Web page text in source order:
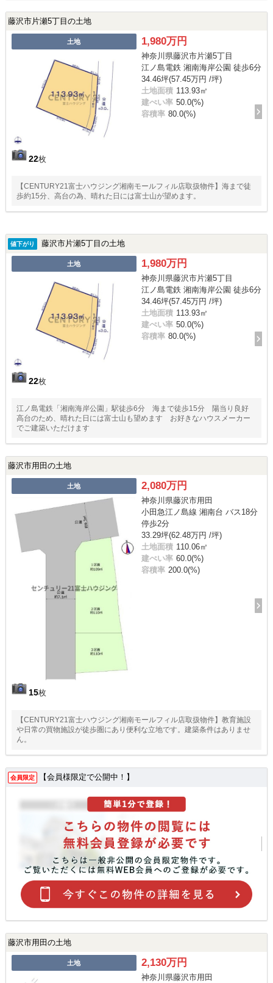
藤沢市片瀬5丁目の土地
土地
22枚
1,980万円
神奈川県藤沢市片瀬5丁目
江ノ島電鉄 湘南海岸公園 徒歩6分
34.46坪(57.45万円 /坪)
土地面積 113.93㎡
建ぺい率 50.0(%)
容積率 80.0(%)
【CENTURY21富士ハウジング湘南モールフィル店取扱物件】海まで徒
歩約15分、高台の為、晴れた日には富士山が望めます。
値下がり 藤沢市片瀬5丁目の土地
土地
22枚
1,980万円
神奈川県藤沢市片瀬5丁目
江ノ島電鉄 湘南海岸公園 徒歩6分
34.46坪(57.45万円 /坪)
土地面積 113.93㎡
建ぺい率 50.0(%)
容積率 80.0(%)
江ノ島電鉄「湘南海岸公園」駅徒歩6分 海まで徒歩15分 陽当り良好
高台のため、晴れた日には富士山も望めます お好きなハウスメーカー
でご建築いただけます
藤沢市用田の土地
土地
15枚
2,080万円
神奈川県藤沢市用田
小田急江ノ島線 湘南台 バス18分
停歩2分
33.29坪(62.48万円 /坪)
土地面積 110.06㎡
建ぺい率 60.0(%)
容積率 200.0(%)
【CENTURY21富士ハウジング湘南モールフィル店取扱物件】教育施設
や日常の買物施設が徒歩圏にあり便利な立地です。建築条件はありませ
ん。
会員限定 【会員様限定で公開中！】
藤沢市用田の土地
土地 2,130万円
神奈川県藤沢市用田